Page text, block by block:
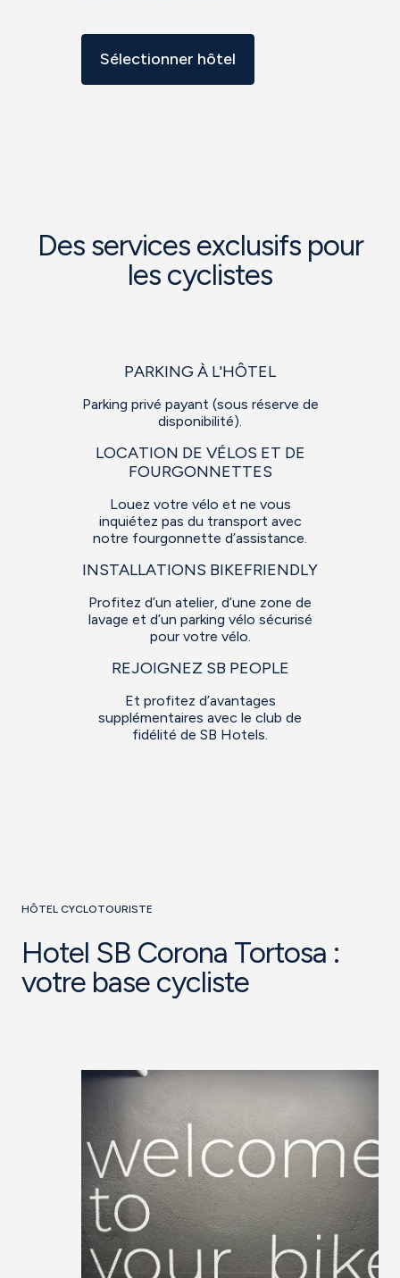
Sélectionner hôtel
Des services exclusifs pour
les cyclistes
PARKING À L'HÔTEL
Parking privé payant (sous réserve de
disponibilité).
LOCATION DE VÉLOS ET DE
FOURGONNETTES
Louez votre vélo et ne vous
inquiétez pas du transport avec
notre fourgonnette d’assistance.
INSTALLATIONS BIKEFRIENDLY
Profitez d’un atelier, d’une zone de
lavage et d’un parking vélo sécurisé
pour votre vélo.
REJOIGNEZ SB PEOPLE
Et profitez d’avantages
supplémentaires avec le club de
fidélité de SB Hotels.
HÔTEL CYCLOTOURISTE
Hotel SB Corona Tortosa :
votre base cycliste